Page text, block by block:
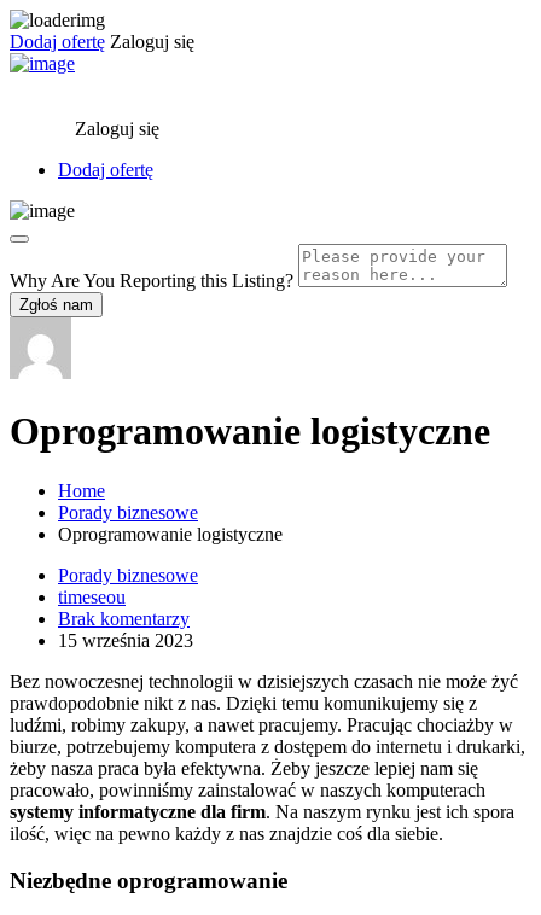
Dodaj ofertę Zaloguj się
Zaloguj się
Dodaj ofertę
Why Are You Reporting this Listing?
Zgłoś nam
Oprogramowanie logistyczne
Home
Porady biznesowe
Oprogramowanie logistyczne
Porady biznesowe
timeseou
Brak komentarzy
15 września 2023
Bez nowoczesnej technologii w dzisiejszych czasach nie może żyć
prawdopodobnie nikt z nas. Dzięki temu komunikujemy się z
ludźmi, robimy zakupy, a nawet pracujemy. Pracując chociażby w
biurze, potrzebujemy komputera z dostępem do internetu i drukarki,
żeby nasza praca była efektywna. Żeby jeszcze lepiej nam się
pracowało, powinniśmy zainstalować w naszych komputerach
systemy informatyczne dla firm. Na naszym rynku jest ich spora
ilość, więc na pewno każdy z nas znajdzie coś dla siebie.
Niezbędne oprogramowanie